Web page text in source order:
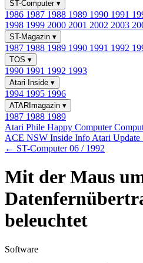
ST-Computer ▾
1986 1987 1988 1989 1990 1991
1998 1999 2000 2001 2002 2003
ST-Magazin ▾
1987 1988 1989 1990 1991 1992
TOS ▾
1990 1991 1992 1993
Atari Inside ▾
1994 1995 1996
ATARImagazin ▾
1987 1988 1989
Atari Phile Happy Computer
ACE NSW Inside Info Atari Update
← ST-Computer 06 / 1992
Mit der Maus
beleuchtet
Software